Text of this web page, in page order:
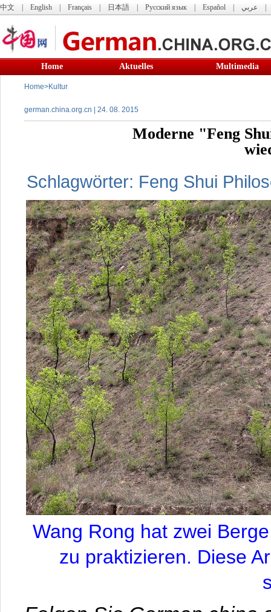
中文 English Français 日本語 Русский язык Español عربي
Home Aktuelles Multimedia
Home>Kultur
german.china.org.cn | 24. 08. 2015
Moderne "Feng
Schlagwörter: Feng Shui
Wang Rong hat zwei
zu praktizieren. Diese